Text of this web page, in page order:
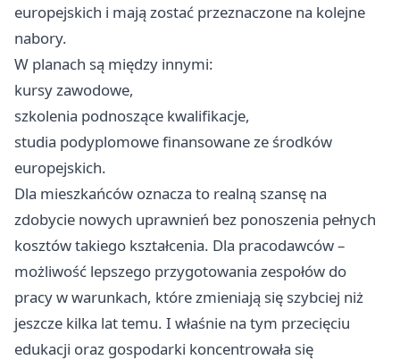
europejskich i mają zostać przeznaczone na kolejne
nabory.
W planach są między innymi:
kursy zawodowe,
szkolenia podnoszące kwalifikacje,
studia podyplomowe finansowane ze środków
europejskich.
Dla mieszkańców oznacza to realną szansę na
zdobycie nowych uprawnień bez ponoszenia pełnych
kosztów takiego kształcenia. Dla pracodawców –
możliwość lepszego przygotowania zespołów do
pracy w warunkach, które zmieniają się szybciej niż
jeszcze kilka lat temu. I właśnie na tym przecięciu
edukacji oraz gospodarki koncentrowała się